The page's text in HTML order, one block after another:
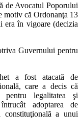
de Avocatul Poporului
motiv că Ordonanţa 13
era în vigoare (decizia
Guvernului pentru
a fost atacată de
care a decis că
legalitatea şi
adoptarea de
constituţională a unui